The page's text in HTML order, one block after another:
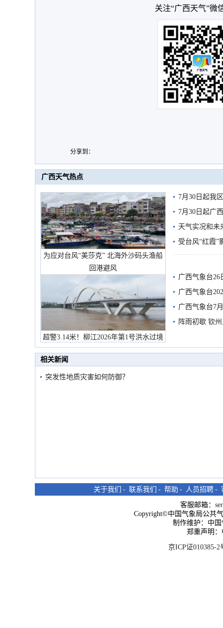
关注“广西天气”微
分享到：
广西天气热点
为应对台风“美莎克” 北海外沙码头渔船
回港避风
超警3.14米！柳江2026年第1号洪水过境
市民在堤岸见证汛况
7月30日起我
7月30日起广
天气实况和未
受台风“红霞”
有较强降雨
广西气象台26
广西气象台
预警
广西气象台7
阵雨初歇 钦
相关新闻
突发性地质灾害如何防御？
关于我们 - 联系我们 - 帮助 - 人员招聘 -
客服邮箱：
Copyright©中国气象局公共
制作维护：中
郑重声明
京ICP证010385-2